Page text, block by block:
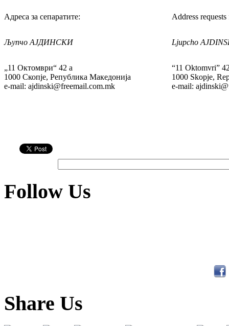
Адреса за сепаратите: Address
Љупчо АЈДИНСКИ Ljupcho
„11 Октомври“ 42 а
1000 Скопје, Република Македонија
е-mail: ajdinski@freemail.com.mk
“11 Oktomvri”
1000 Skopje,
е-mail:
Follow Us
Share Us